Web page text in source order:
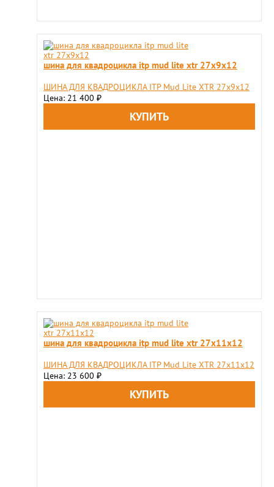
шина для квадроцикла itp mud lite xtr 27х9х12
ШИНА ДЛЯ КВАДРОЦИКЛА ITP Mud Lite XTR 27х9х12
Цена: 21 400 ₽
шина для квадроцикла itp mud lite xtr 27х11х12
ШИНА ДЛЯ КВАДРОЦИКЛА ITP Mud Lite XTR 27х11х12
Цена: 23 600 ₽